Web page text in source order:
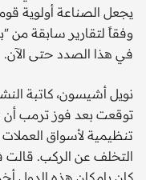
يجعل الصناعة أولوية
وفقاً لتقارير سابقة من
في هذا الصدد حتى الآن.
نويل أشيسون، كاتبة
توقعت بعد فوز ترمب أن
تنظيمية لأسواق
كان بإمكان هذه الدول